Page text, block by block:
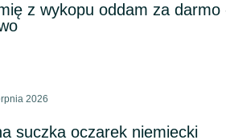
z wykopu oddam za darmo
2026
suczka oczarek niemiecki